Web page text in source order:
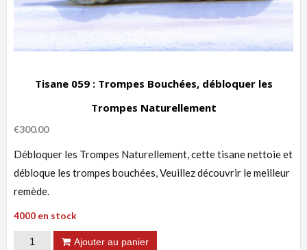
Tisane 059 : Trompes Bouchées, débloquer les
Trompes Naturellement
€300.00
Débloquer les Trompes Naturellement, cette tisane nettoie et
débloque les trompes bouchées, Veuillez découvrir le meilleur
remède.
4000 en stock
quantité
Ajouter au panier